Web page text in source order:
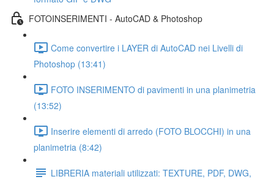
FOTOINSERIMENTI - AutoCAD & Photoshop
Come convertire i LAYER di AutoCAD nei Livelli di
Photoshop (13:41)
FOTO INSERIMENTO di pavimenti in una planimetria
(13:52)
Inserire elementi di arredo (FOTO BLOCCHI) in una
planimetria (8:42)
LIBRERIA materiali utilizzati: TEXTURE, PDF, DWG,